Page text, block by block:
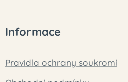
Informace
Pravidla ochrany soukromí